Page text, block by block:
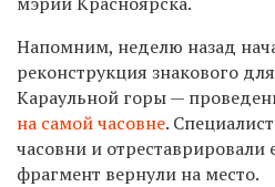
Напомним, неделю назад
реконструкция знакового
Караульной горы —
на самой часовне.
часовни и отреставрировали
фрагмент вернули на место.